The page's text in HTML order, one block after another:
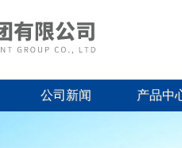
公司新闻 产品中